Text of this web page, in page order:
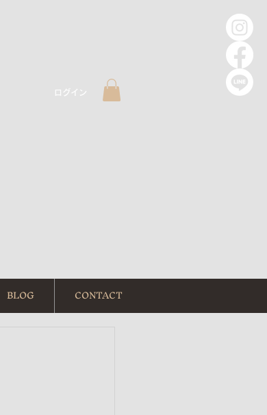
BLOG CONTACT
ログイン